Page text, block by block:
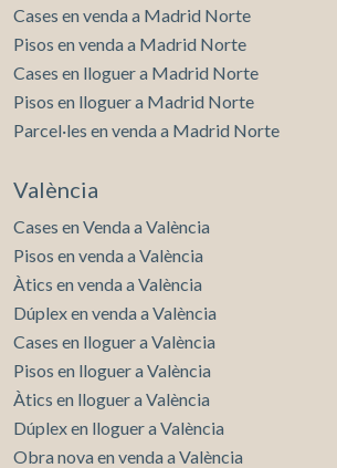
Cases en venda a Madrid Norte
Pisos en venda a Madrid Norte
Cases en lloguer a Madrid Norte
Pisos en lloguer a Madrid Norte
Parcel·les en venda a Madrid Norte
València
Cases en Venda a València
Pisos en venda a València
Àtics en venda a València
Dúplex en venda a València
Cases en lloguer a València
Pisos en lloguer a València
Àtics en lloguer a València
Dúplex en lloguer a València
Obra nova en venda a València